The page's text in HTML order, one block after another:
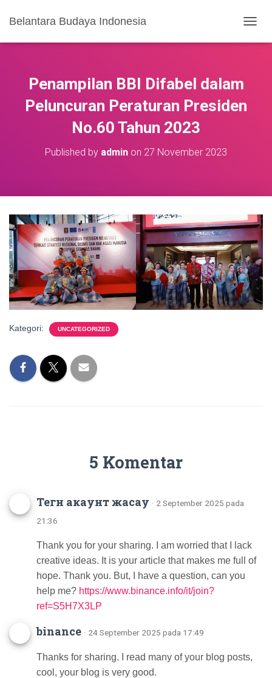
Belantara Budaya Indonesia
O
Penampilan BBI Difabel dalam
Peluncuran Peraturan Presiden
No.60 Tahun 2023
Published by admin on 27 November 2023
Kategori: UNCATEGORIZED
5 Komentar
Тегн акаунт жасау · 2 September 2025 pada
21:36
Thank you for your sharing. I am worried that I lack
creative ideas. It is your article that makes me full of
hope. Thank you. But, I have a question, can you
help me? https://www.binance.info/it/join?
ref=S5H7X3LP
binance · 24 September 2025 pada 17:49
Thanks for sharing. I read many of your blog posts,
cool, your blog is very good.